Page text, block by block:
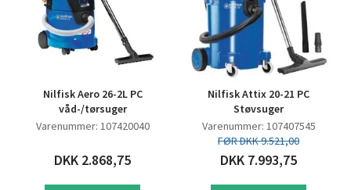
Nilfisk Aero 26-2L PC
våd-/tørsuger
Varenummer: 107420040
DKK 2.868,75
Nilfisk Attix 20-21 PC
Støvsuger
Varenummer: 107407545
FØR DKK 9.521,00
DKK 7.993,75